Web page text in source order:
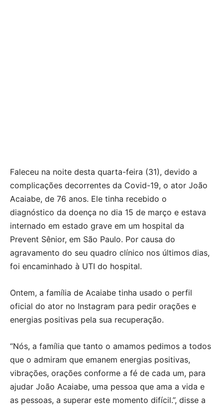
Faleceu na noite desta quarta-feira (31), devido a
complicações decorrentes da Covid-19, o ator João
Acaiabe, de 76 anos. Ele tinha recebido o
diagnóstico da doença no dia 15 de março e estava
internado em estado grave em um hospital da
Prevent Sênior, em São Paulo. Por causa do
agravamento do seu quadro clínico nos últimos dias,
foi encaminhado à UTI do hospital.
Ontem, a família de Acaiabe tinha usado o perfil
oficial do ator no Instagram para pedir orações e
energias positivas pela sua recuperação.
“Nós, a família que tanto o amamos pedimos a todos
que o admiram que emanem energias positivas,
vibrações, orações conforme a fé de cada um, para
ajudar João Acaiabe, uma pessoa que ama a vida e
as pessoas, a superar este momento difícil.”, disse a